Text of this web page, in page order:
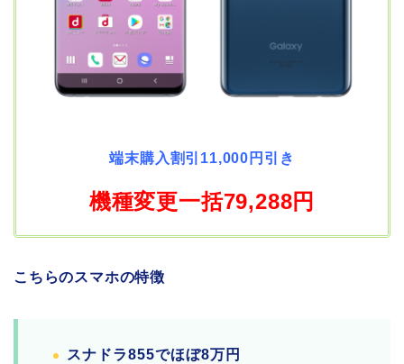
端末購入割引11,000円引き
機種変更一括79,288円
こちらのスマホの特徴
スナドラ855でほぼ8万円